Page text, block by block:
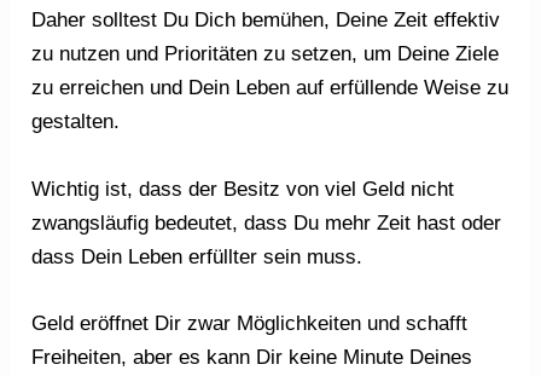
Daher solltest Du Dich bemühen, Deine Zeit effektiv
zu nutzen und Prioritäten zu setzen, um Deine Ziele
zu erreichen und Dein Leben auf erfüllende Weise zu
gestalten.
Wichtig ist, dass der Besitz von viel Geld nicht
zwangsläufig bedeutet, dass Du mehr Zeit hast oder
dass Dein Leben erfüllter sein muss.
Geld eröffnet Dir zwar Möglichkeiten und schafft
Freiheiten, aber es kann Dir keine Minute Deines